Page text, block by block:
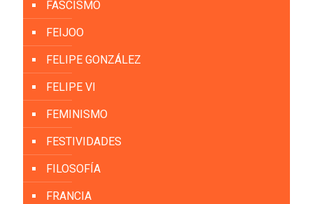
FASCISMO
FEIJOO
FELIPE GONZÁLEZ
FELIPE VI
FEMINISMO
FESTIVIDADES
FILOSOFÍA
FRANCIA